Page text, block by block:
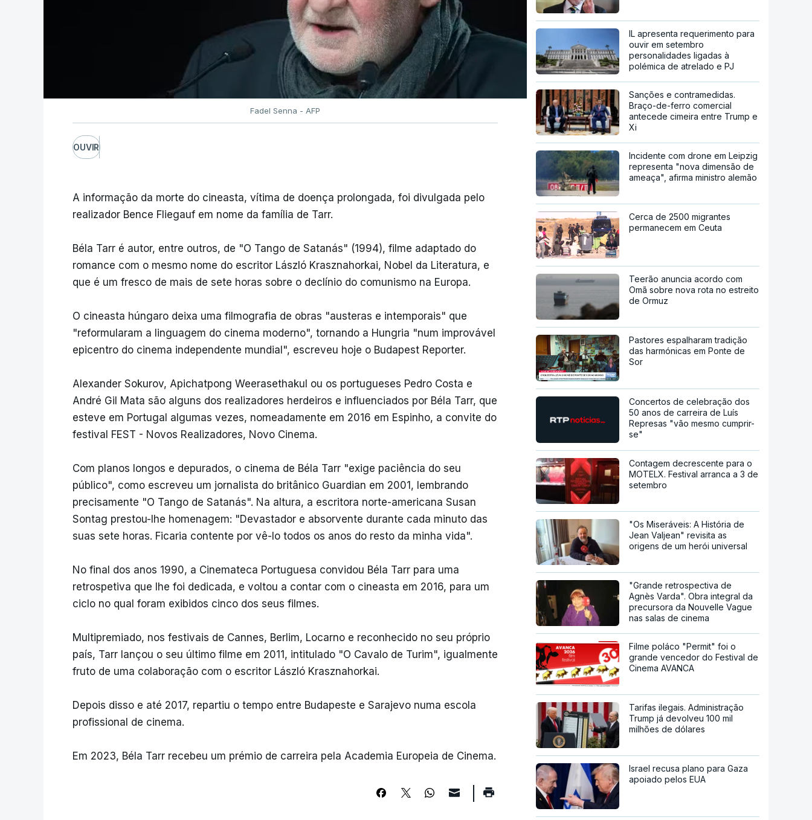
Fadel Senna - AFP
OUVIR
A informação da morte do cineasta, vítima de doença prolongada, foi divulgada pelo
realizador Bence Fliegauf em nome da família de Tarr.
Béla Tarr é autor, entre outros, de "O Tango de Satanás" (1994), filme adaptado do
romance com o mesmo nome do escritor László Krasznahorkai, Nobel da Literatura, e
que é um fresco de mais de sete horas sobre o declínio do comunismo na Europa.
O cineasta húngaro deixa uma filmografia de obras "austeras e intemporais" que
"reformularam a linguagem do cinema moderno", tornando a Hungria "num improvável
epicentro do cinema independente mundial", escreveu hoje o Budapest Reporter.
Alexander Sokurov, Apichatpong Weerasethakul ou os portugueses Pedro Costa e
André Gil Mata são alguns dos realizadores herdeiros e influenciados por Béla Tarr, que
esteve em Portugal algumas vezes, nomeadamente em 2016 em Espinho, a convite do
festival FEST - Novos Realizadores, Novo Cinema.
Com planos longos e depurados, o cinema de Béla Tarr "exige paciência do seu
público", como escreveu um jornalista do britânico Guardian em 2001, lembrando
precisamente "O Tango de Satanás". Na altura, a escritora norte-americana Susan
Sontag prestou-lhe homenagem: "Devastador e absorvente durante cada minuto das
suas sete horas. Ficaria contente por vê-lo todos os anos do resto da minha vida".
No final dos anos 1990, a Cinemateca Portuguesa convidou Béla Tarr para uma
retrospetiva que lhe foi dedicada, e voltou a contar com o cineasta em 2016, para um
ciclo no qual foram exibidos cinco dos seus filmes.
Multipremiado, nos festivais de Cannes, Berlim, Locarno e reconhecido no seu próprio
país, Tarr lançou o seu último filme em 2011, intitulado "O Cavalo de Turim", igualmente
fruto de uma colaboração com o escritor László Krasznahorkai.
Depois disso e até 2017, repartiu o tempo entre Budapeste e Sarajevo numa escola
profissional de cinema.
Em 2023, Béla Tarr recebeu um prémio de carreira pela Academia Europeia de Cinema.
IL apresenta requerimento para
ouvir em setembro
personalidades ligadas à
polémica de atrelado e PJ
Sanções e contramedidas.
Braço-de-ferro comercial
antecede cimeira entre Trump e
Xi
Incidente com drone em Leipzig
representa "nova dimensão de
ameaça", afirma ministro alemão
Cerca de 2500 migrantes
permanecem em Ceuta
Teerão anuncia acordo com
Omã sobre nova rota no estreito
de Ormuz
Pastores espalharam tradição
das harmónicas em Ponte de
Sor
Concertos de celebração dos
50 anos de carreira de Luís
Represas "vão mesmo cumprir-
se"
Contagem decrescente para o
MOTELX. Festival arranca a 3 de
setembro
"Os Miseráveis: A História de
Jean Valjean" revisita as
origens de um herói universal
"Grande retrospectiva de
Agnès Varda". Obra integral da
precursora da Nouvelle Vague
nas salas de cinema
Filme poláco "Permit" foi o
grande vencedor do Festival de
Cinema AVANCA
Tarifas ilegais. Administração
Trump já devolveu 100 mil
milhões de dólares
Israel recusa plano para Gaza
apoiado pelos EUA